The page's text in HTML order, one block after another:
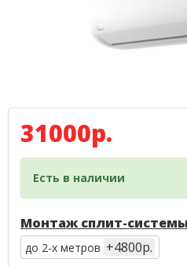
31000р.
Есть в наличии
Монтаж сплит-системы
до 2-х метров +4800р.